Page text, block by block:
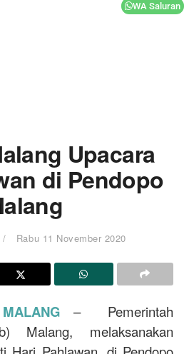
Upacara
di Pendopo
Rabu 11 November 2020
– Pemerintah
Malang, melaksanakan
WA Saluran